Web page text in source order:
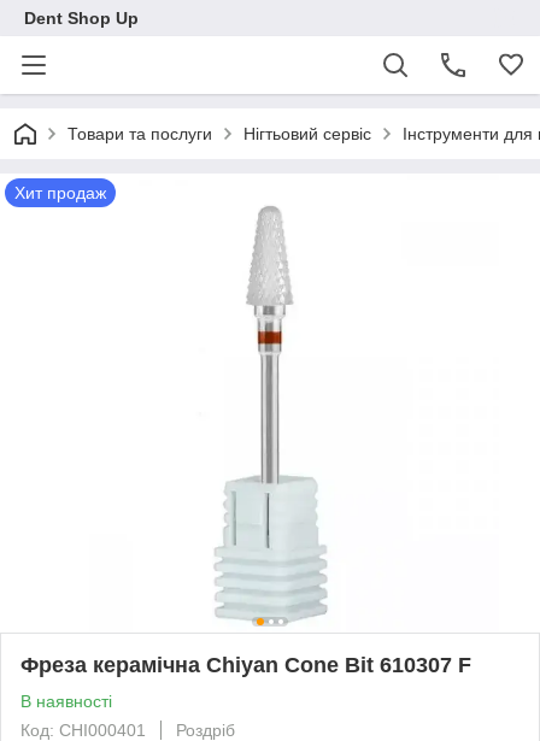
Dent Shop Up
Товари та послуги Нігтьовий сервіс Інструменти для
Хит продаж
Фреза керамічна Chiyan Cone Bit 610307 F
В наявності
Код: CHI000401
Роздріб